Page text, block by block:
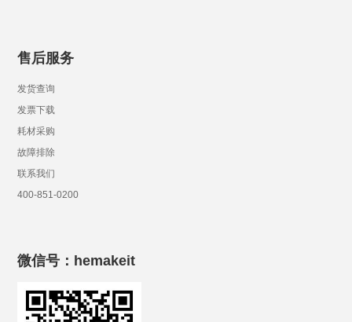
售后服务
发货查询
发票下载
耗材采购
故障排除
联系我们
400-851-0200
微信号：hemakeit